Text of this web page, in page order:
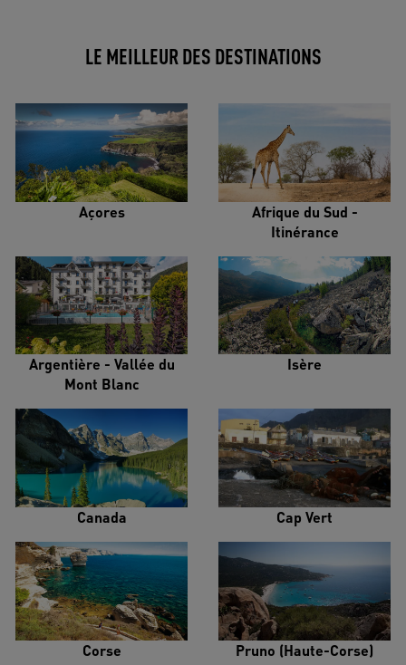
LE MEILLEUR DES DESTINATIONS
Açores
Afrique du Sud -
Itinérance
Argentière - Vallée du
Mont Blanc
Isère
Canada Cap Vert
Corse Pruno (Haute-Corse)